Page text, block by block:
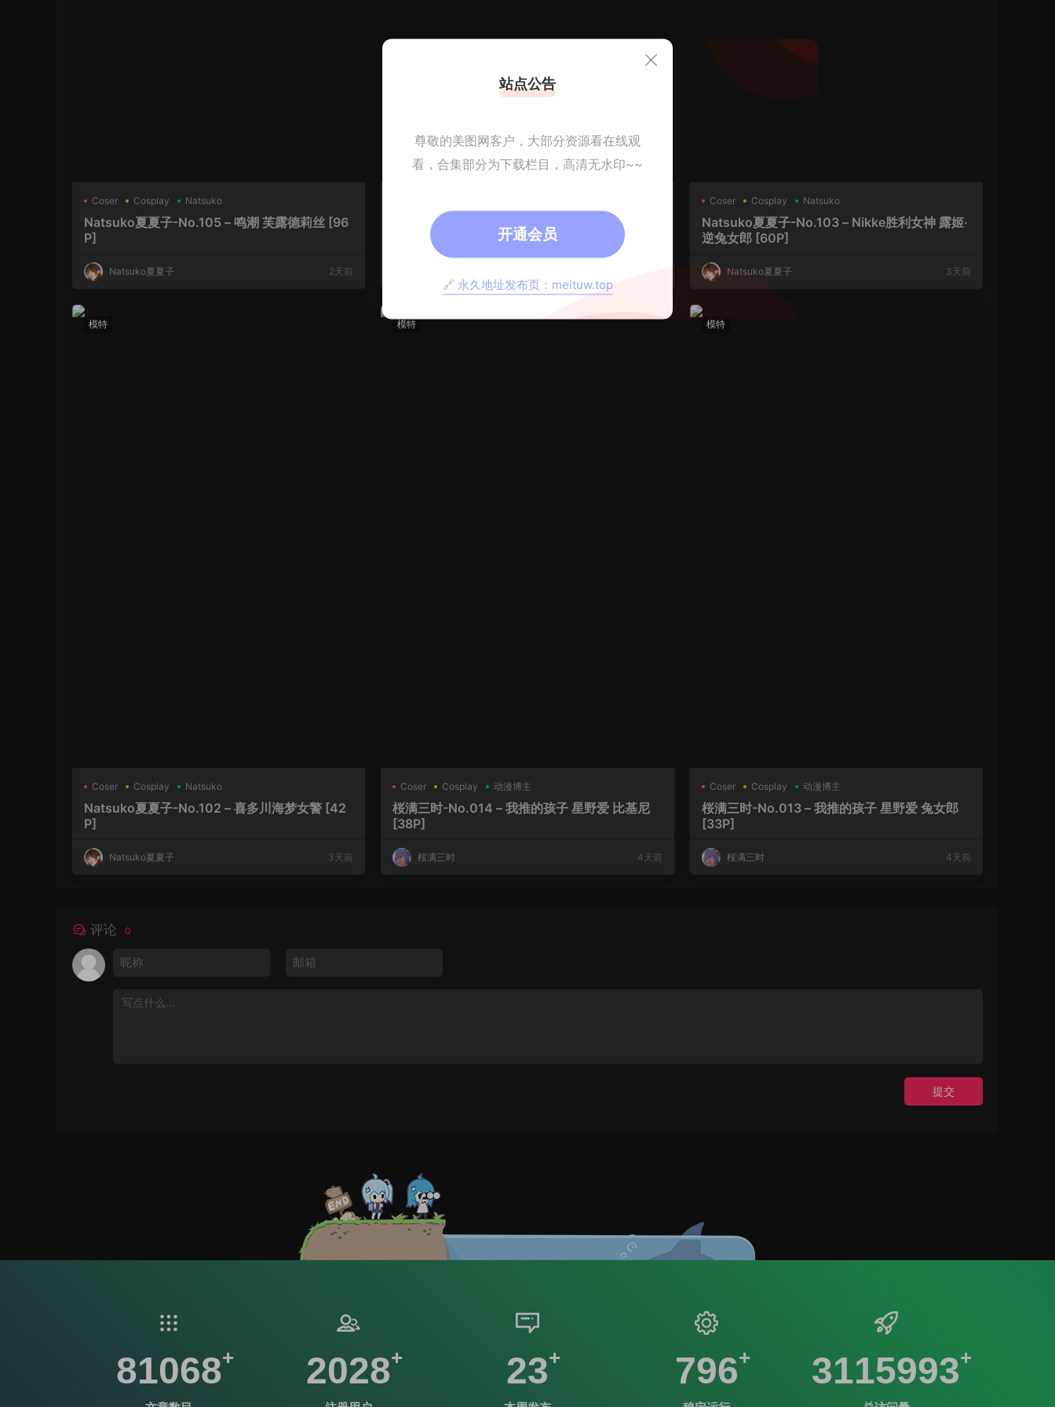
Coser Cosplay Natsuko
Natsuko夏夏子-No.105 – 鸣潮 芙露德莉丝 [96
P]
Natsuko夏夏子 2天前
Natsuko夏夏子-No.104 – 2026年06月订阅[3
6P 6V]
Coser Cosplay Natsuko
Natsuko夏夏子-No.103 – Nikke胜利女神 露姬·
逆兔女郎 [60P]
Natsuko夏夏子 3天前
模特
Coser Cosplay Natsuko
Natsuko夏夏子-No.102 – 喜多川海梦女警 [42
P]
Natsuko夏夏子 3天前
模特
Coser Cosplay 动漫博主
桜满三时-No.014 – 我推的孩子 星野爱 比基尼
[38P]
桜满三时 4天前
模特
Coser Cosplay 动漫博主
桜满三时-No.013 – 我推的孩子 星野爱 兔女郎
[33P]
桜满三时 4天前
评论 0
提交
81068 2028 23 796 3115993
站点公告
尊敬的美图网客户，大部分资源看在线观
看，合集部分为下载栏目，高清无水印~~
开通会员
🔗 永久地址发布页：meituw.top